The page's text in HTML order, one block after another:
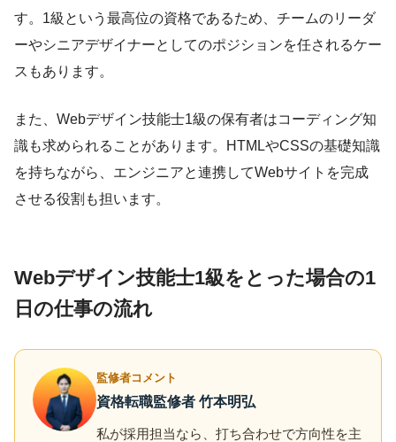
す。1級という最高位の資格であるため、チームのリーダ
ーやシニアデザイナーとしてのポジションを任されるケー
スもあります。
また、Webデザイン技能士1級の保有者はコーディング知
識も求められることがあります。HTMLやCSSの基礎知識
を持ちながら、エンジニアと連携してWebサイトを完成
させる役割も担います。
Webデザイン技能士1級をとった場合の1
日の仕事の流れ
監修者コメント
資格転職監修者 竹本明弘
私が採用担当なら、打ち合わせで方向性を主